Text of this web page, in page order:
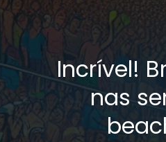
Incrível!
nas